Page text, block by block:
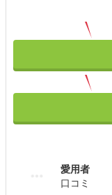
愛用者
口コミ